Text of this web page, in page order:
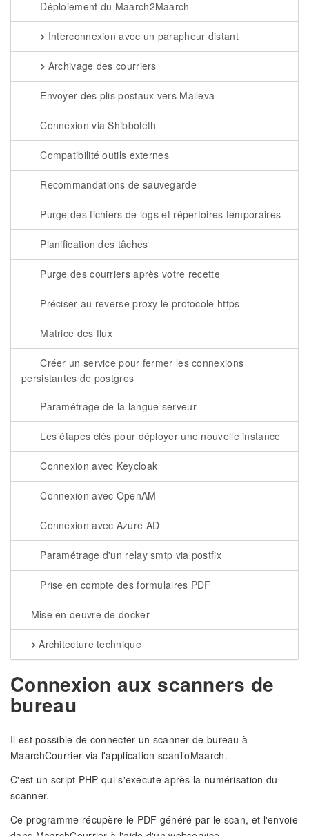
Déploiement du Maarch2Maarch
Interconnexion avec un parapheur distant
Archivage des courriers
Envoyer des plis postaux vers Maileva
Connexion via Shibboleth
Compatibilité outils externes
Recommandations de sauvegarde
Purge des fichiers de logs et répertoires temporaires
Planification des tâches
Purge des courriers après votre recette
Préciser au reverse proxy le protocole https
Matrice des flux
Créer un service pour fermer les connexions
persistantes de postgres
Paramétrage de la langue serveur
Les étapes clés pour déployer une nouvelle instance
Connexion avec Keycloak
Connexion avec OpenAM
Connexion avec Azure AD
Paramétrage d'un relay smtp via postfix
Prise en compte des formulaires PDF
Mise en oeuvre de docker
Architecture technique
Connexion aux scanners de
bureau
Il est possible de connecter un scanner de bureau à
MaarchCourrier via l'application scanToMaarch.
C'est un script PHP qui s'execute après la numérisation du
scanner.
Ce programme récupère le PDF généré par le scan, et l'envoie